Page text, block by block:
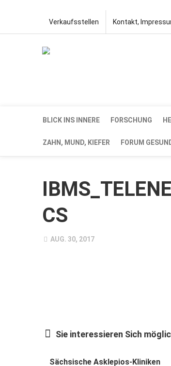
Verkaufsstellen Kontakt,
BLICK INS INNERE FORSCHUNG
ZAHN, MUND, KIEFER FORUM
CS
AUG. 30, 2017
Sie interessieren Sich
Sächsische Asklepios-Kliniken